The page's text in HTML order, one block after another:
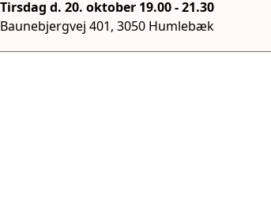
Tirsdag d. 20. oktober 19.00-21.30
Baunebjergvej 401, 3050 Humlebæk